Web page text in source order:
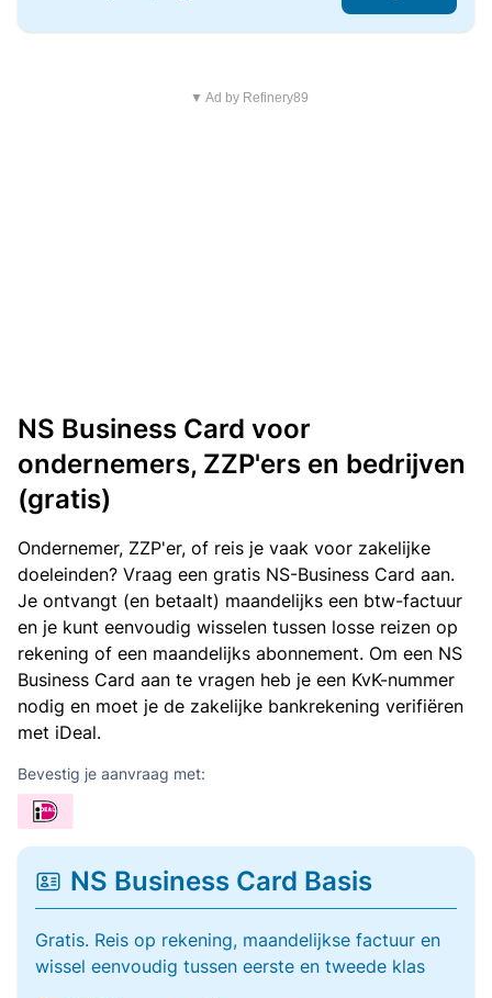
▼ Ad by Refinery89
NS Business Card voor
ondernemers, ZZP'ers en bedrijven
(gratis)
Ondernemer, ZZP'er, of reis je vaak voor zakelijke
doeleinden? Vraag een gratis NS-Business Card aan.
Je ontvangt (en betaalt) maandelijks een btw-factuur
en je kunt eenvoudig wisselen tussen losse reizen op
rekening of een maandelijks abonnement. Om een NS
Business Card aan te vragen heb je een KvK-nummer
nodig en moet je de zakelijke bankrekening verifiëren
met iDeal.
Bevestig je aanvraag met:
NS Business Card Basis
Gratis. Reis op rekening, maandelijkse factuur en
wissel eenvoudig tussen eerste en tweede klas